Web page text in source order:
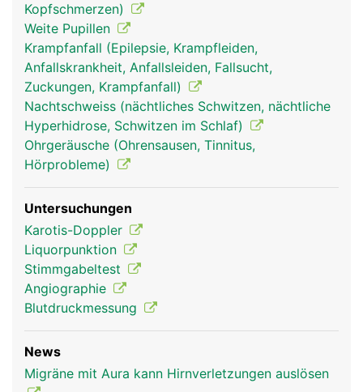
Kopfschmerzen)
Weite Pupillen
Krampfanfall (Epilepsie, Krampfleiden,
Anfallskrankheit, Anfallsleiden, Fallsucht,
Zuckungen, Krampfanfall)
Nachtschweiss (nächtliches Schwitzen, nächtliche
Hyperhidrose, Schwitzen im Schlaf)
Ohrgeräusche (Ohrensausen, Tinnitus,
Hörprobleme)
Untersuchungen
Karotis-Doppler
Liquorpunktion
Stimmgabeltest
Angiographie
Blutdruckmessung
News
Migräne mit Aura kann Hirnverletzungen auslösen